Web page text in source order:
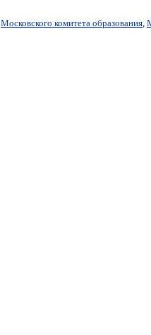
Московского комитета образования,